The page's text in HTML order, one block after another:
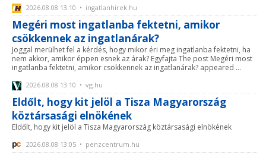
2026.08.08 13:10 • ingatlanhirek.hu
Megéri most ingatlanba fektetni, amikor
csökkennek az ingatlanárak?
Joggal merülhet fel a kérdés, hogy mikor éri meg ingatlanba fektetni, ha
nem akkor, amikor éppen esnek az árak? Egyfajta The post Megéri most
ingatlanba fektetni, amikor csökkennek az ingatlanárak? appeared ...
2026.08.08 13:10 • vg.hu
Eldőlt, hogy kit jelöl a Tisza Magyarország
köztársasági elnökének
Eldőlt, hogy kit jelöl a Tisza Magyarország köztársasági elnökének
2026.08.08 13:05 • penzcentrum.hu